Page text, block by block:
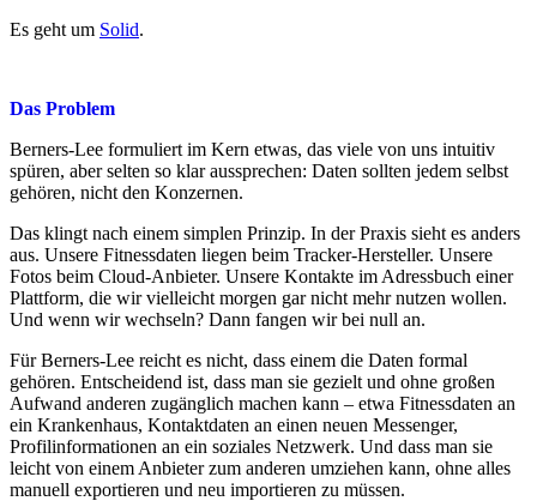
Es geht um Solid.
Das Problem
Berners-Lee formuliert im Kern etwas, das viele von uns intuitiv
spüren, aber selten so klar aussprechen: Daten sollten jedem selbst
gehören, nicht den Konzernen.
Das klingt nach einem simplen Prinzip. In der Praxis sieht es anders
aus. Unsere Fitnessdaten liegen beim Tracker-Hersteller. Unsere
Fotos beim Cloud-Anbieter. Unsere Kontakte im Adressbuch einer
Plattform, die wir vielleicht morgen gar nicht mehr nutzen wollen.
Und wenn wir wechseln? Dann fangen wir bei null an.
Für Berners-Lee reicht es nicht, dass einem die Daten formal
gehören. Entscheidend ist, dass man sie gezielt und ohne großen
Aufwand anderen zugänglich machen kann – etwa Fitnessdaten an
ein Krankenhaus, Kontaktdaten an einen neuen Messenger,
Profilinformationen an ein soziales Netzwerk. Und dass man sie
leicht von einem Anbieter zum anderen umziehen kann, ohne alles
manuell exportieren und neu importieren zu müssen.